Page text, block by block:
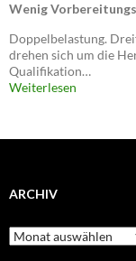
Wenig
Doppelbelastung.
drehen sich um die
Qualifikation…
Weiterlesen
ARCHIV
Archiv